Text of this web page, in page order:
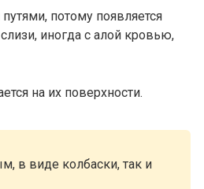
потому появляется
иногда с алой кровью,
на их поверхности.
в виде колбаски, так и